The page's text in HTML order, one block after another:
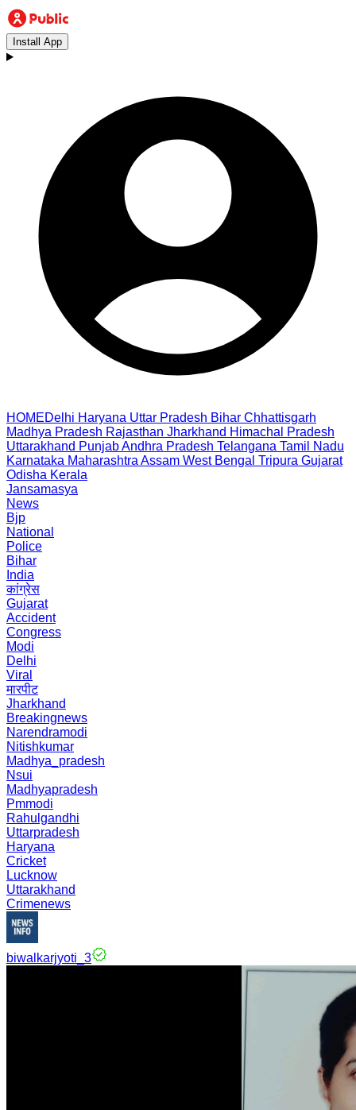
Install App
HOMEDelhi Haryana Uttar Pradesh Bihar Chhattisgarh
Madhya Pradesh Rajasthan Jharkhand Himachal Pradesh
Uttarakhand PunjabAndhra Pradesh Telangana Tamil Nadu
Karnataka Maharashtra Assam West Bengal Tripura Gujarat
Odisha Kerala
Jansamasya
News
Bjp
National
Police
Bihar
India
कांग्रेस
Gujarat
Accident
Congress
Modi
Delhi
Viral
मारपीट
Jharkhand
Breakingnews
Narendramodi
Nitishkumar
Madhya_pradesh
Nsui
Madhyapradesh
Pmmodi
Rahulgandhi
Uttarpradesh
Haryana
Cricket
Lucknow
Uttarakhand
Crimenews
biwalkarjyoti_3